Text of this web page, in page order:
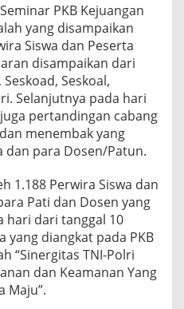
PKB Kejuangan
yang disampaikan
Siswa dan Peserta
disampaikan dari
Seskoal,
Selanjutnya pada hari
pertandingan cabang
menembak yang
dan para Dosen/Patun.
1.188 Perwira Siswa dan
Pati dan Dosen yang
hari dari tanggal 10
yang diangkat pada PKB
“Sinergitas TNI-Polri
dan Keamanan Yang
Maju”.